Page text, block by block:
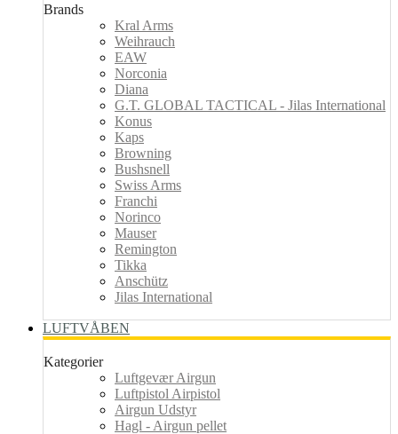
Brands
Kral Arms
Weihrauch
EAW
Norconia
Diana
G.T. GLOBAL TACTICAL - Jilas International
Konus
Kaps
Browning
Bushsnell
Swiss Arms
Franchi
Norinco
Mauser
Remington
Tikka
Anschütz
Jilas International
LUFTVÅBEN
Kategorier
Luftgevær Airgun
Luftpistol Airpistol
Airgun Udstyr
Hagl - Airgun pellet